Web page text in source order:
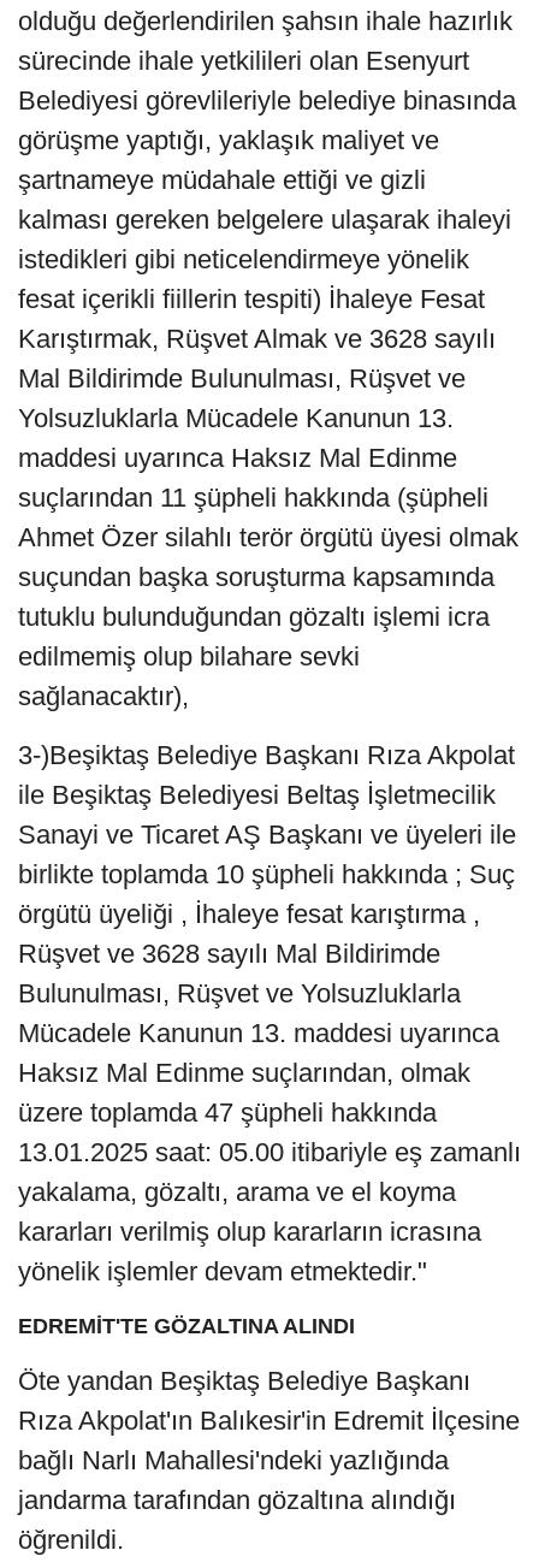
olduğu değerlendirilen şahsın ihale hazırlık
sürecinde ihale yetkilileri olan Esenyurt
Belediyesi görevlileriyle belediye binasında
görüşme yaptığı, yaklaşık maliyet ve
şartnameye müdahale ettiği ve gizli
kalması gereken belgelere ulaşarak ihaleyi
istedikleri gibi neticelendirmeye yönelik
fesat içerikli fiillerin tespiti) İhaleye Fesat
Karıştırmak, Rüşvet Almak ve 3628 sayılı
Mal Bildirimde Bulunulması, Rüşvet ve
Yolsuzluklarla Mücadele Kanunun 13.
maddesi uyarınca Haksız Mal Edinme
suçlarından 11 şüpheli hakkında (şüpheli
Ahmet Özer silahlı terör örgütü üyesi olmak
suçundan başka soruşturma kapsamında
tutuklu bulunduğundan gözaltı işlemi icra
edilmemiş olup bilahare sevki
sağlanacaktır),
3-)Beşiktaş Belediye Başkanı Rıza Akpolat
ile Beşiktaş Belediyesi Beltaş İşletmecilik
Sanayi ve Ticaret AŞ Başkanı ve üyeleri ile
birlikte toplamda 10 şüpheli hakkında ; Suç
örgütü üyeliği , İhaleye fesat karıştırma ,
Rüşvet ve 3628 sayılı Mal Bildirimde
Bulunulması, Rüşvet ve Yolsuzluklarla
Mücadele Kanunun 13. maddesi uyarınca
Haksız Mal Edinme suçlarından, olmak
üzere toplamda 47 şüpheli hakkında
13.01.2025 saat: 05.00 itibariyle eş zamanlı
yakalama, gözaltı, arama ve el koyma
kararları verilmiş olup kararların icrasına
yönelik işlemler devam etmektedir."
EDREMİT'TE GÖZALTINA ALINDI
Öte yandan Beşiktaş Belediye Başkanı
Rıza Akpolat'ın Balıkesir'in Edremit İlçesine
bağlı Narlı Mahallesi'ndeki yazlığında
jandarma tarafından gözaltına alındığı
öğrenildi.